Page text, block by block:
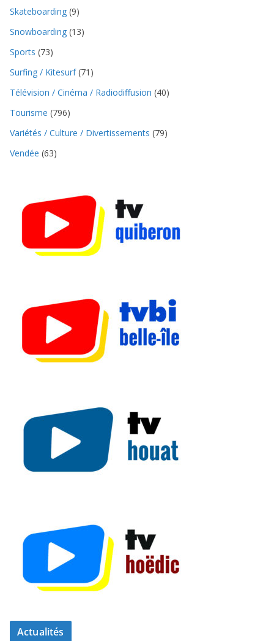
Skateboarding (9)
Snowboarding (13)
Sports (73)
Surfing / Kitesurf(71)
Télévision / Cinéma / Radiodiffusion (40)
Tourisme (796)
Variétés / Culture / Divertissements (79)
Vendée (63)
Actualités